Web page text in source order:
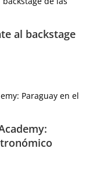
al backstage